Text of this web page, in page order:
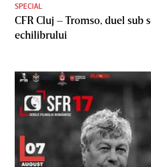
SPECIAL
CFR Cluj – Tromso, duel sub
echilibrului